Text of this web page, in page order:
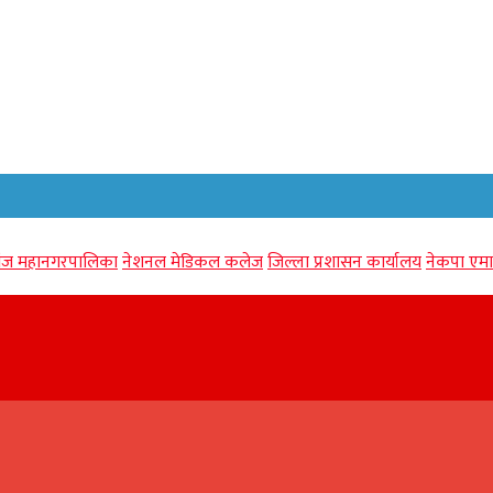
महानगरपालिकानेशनल मेडिकल कलेजजिल्ला प्रशासन कार्यालयनेकपा